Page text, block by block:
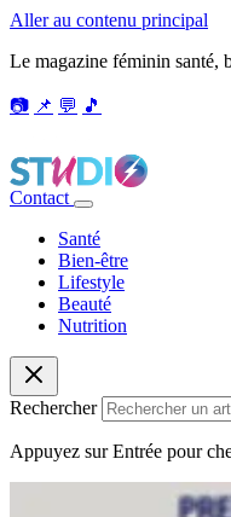
Aller au contenu principal
Le magazine féminin santé,
📷 📌 💬 🎵
Contact
Santé
Bien-être
Lifestyle
Beauté
Nutrition
Rechercher
Appuyez sur Entrée pour